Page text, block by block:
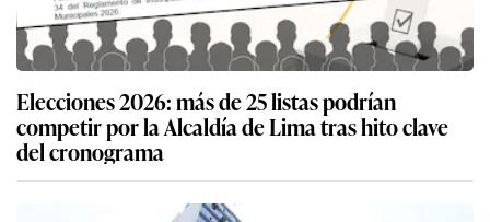
Elecciones 2026: más de 25 listas podrían
competir por la Alcaldía de Lima tras hito clave
del cronograma